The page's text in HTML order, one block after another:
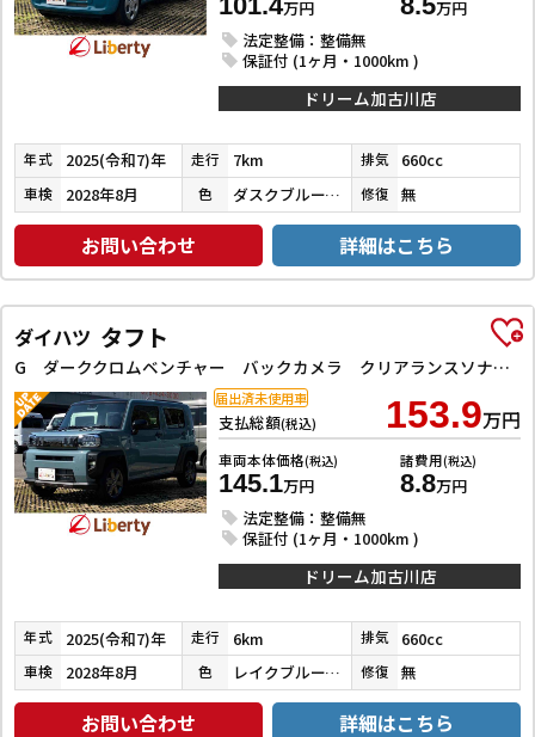
万円
万円
法定整備：整備無
保証付 (1ヶ月・1000km )
ドリーム加古川店
年式 2025(令和7)年 走行 7km 排気 660cc
車検 2028年8月 色 ダスクブルーメタリック 修復 無
お問い合わせ 詳細はこちら
ダイハツ タフト
G ダーククロムベンチャー バックカメラ クリアランスソナー オートクルーズコントロール 衝突被害軽減システム オートライト スマートキー アイドリングストップ 電動格納ミラー シートヒーター ガラスルーフ CVT ESC
支払総額(税込) 153.9万円
車両本体価格(税込)
145.1万円
諸費用(税込)
8.8万円
法定整備：整備無
保証付 (1ヶ月・1000km )
届出済未使用車
ドリーム加古川店
年式 2025(令和7)年 走行 6km 排気 660cc
車検 2028年8月 色 レイクブルーメタリック 修復 無
お問い合わせ 詳細はこちら